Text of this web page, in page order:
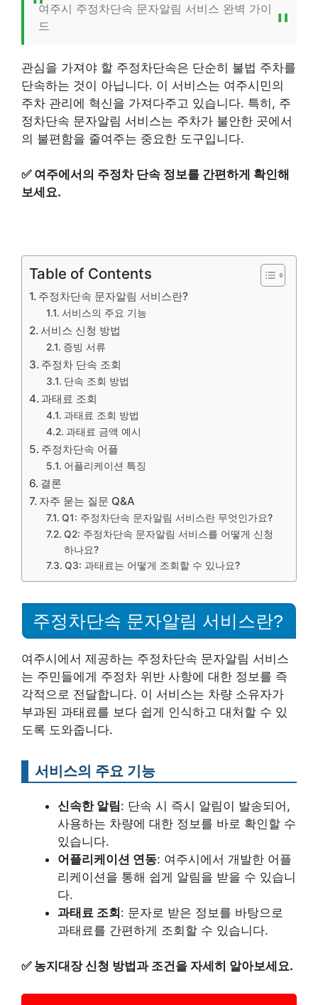
여주시 주정차단속 문자알림 서비스 완벽 가이
드
관심을 가져야 할 주정차단속은 단순히 불법 주차를
단속하는 것이 아닙니다. 이 서비스는 여주시민의
주차 관리에 혁신을 가져다주고 있습니다. 특히, 주
정차단속 문자알림 서비스는 주차가 불안한 곳에서
의 불편함을 줄여주는 중요한 도구입니다.
✅ 여주에서의 주정차 단속 정보를 간편하게 확인해
보세요.
Table of Contents
주정차단속 문자알림 서비스란?
서비스의 주요 기능
서비스 신청 방법
증빙 서류
주정차 단속 조회
단속 조회 방법
과태료 조회
과태료 조회 방법
과태료 금액 예시
주정차단속 어플
어플리케이션 특징
결론
자주 묻는 질문 Q&A
Q1: 주정차단속 문자알림 서비스란 무엇인가요?
Q2: 주정차단속 문자알림 서비스를 어떻게 신청
하나요?
Q3: 과태료는 어떻게 조회할 수 있나요?
주정차단속 문자알림 서비스란?
여주시에서 제공하는 주정차단속 문자알림 서비스
는 주민들에게 주정차 위반 사항에 대한 정보를 즉
각적으로 전달합니다. 이 서비스는 차량 소유자가
부과된 과태료를 보다 쉽게 인식하고 대처할 수 있
도록 도와줍니다.
서비스의 주요 기능
신속한 알림: 단속 시 즉시 알림이 발송되어,
사용하는 차량에 대한 정보를 바로 확인할 수
있습니다.
어플리케이션 연동: 여주시에서 개발한 어플
리케이션을 통해 쉽게 알림을 받을 수 있습니
다.
과태료 조회: 문자로 받은 정보를 바탕으로
과태료를 간편하게 조회할 수 있습니다.
✅ 농지대장 신청 방법과 조건을 자세히 알아보세요.